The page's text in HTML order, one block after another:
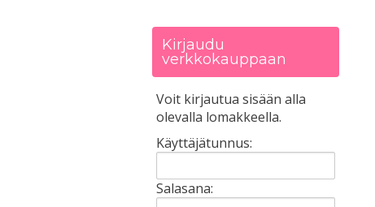
Kirjaudu
verkkokauppaan
Voit kirjautua sisään alla
olevalla lomakkeella.
Käyttäjätunnus:
Salasana: